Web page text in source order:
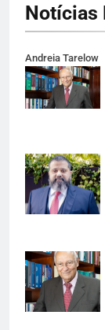
Notícias
Andreia Tarelow